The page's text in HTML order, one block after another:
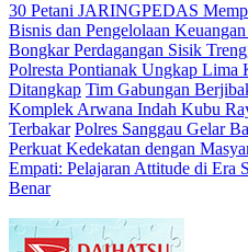
30 Petani JARINGPEDAS
Bisnis dan Pengelolaan
Bongkar Perdagangan Sisik
Polresta Pontianak Ungkap Lima
Ditangkap Tim Gabungan
Komplek Arwana Indah Kubu
Terbakar Polres Sanggau Gelar
Perkuat Kedekatan dengan
Empati: Pelajaran Attitude di Era
Benar